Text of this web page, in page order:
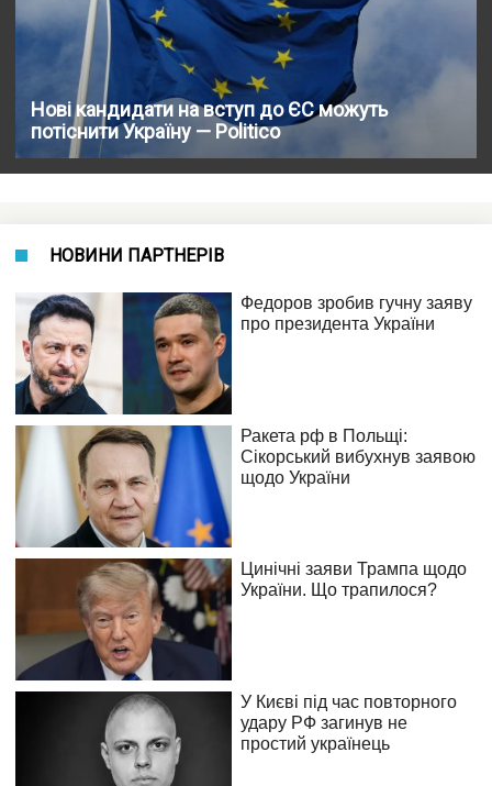
Нові кандидати на вступ до ЄС можуть
потіснити Україну — Politico
НОВИНИ ПАРТНЕРІВ